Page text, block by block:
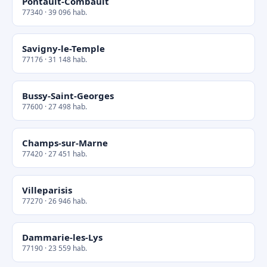
77340 · 39 096 hab.
Savigny-le-Temple
77176 · 31 148 hab.
Bussy-Saint-Georges
77600 · 27 498 hab.
Champs-sur-Marne
77420 · 27 451 hab.
Villeparisis
77270 · 26 946 hab.
Dammarie-les-Lys
77190 · 23 559 hab.